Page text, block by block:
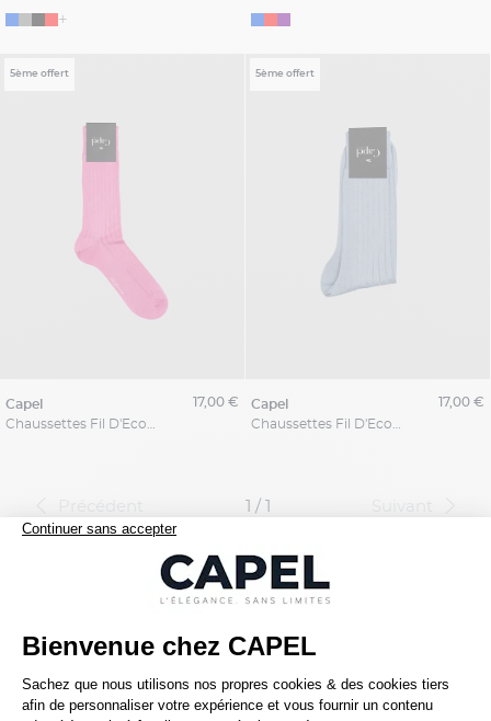
+
5ème offert
capel
17,00 €
5ème offert
capel
17,00 €
1 / 1
Chaussettes Fil D'Écosse
Une question ? Besoin d'un conseil ?
01 45 00 00 61